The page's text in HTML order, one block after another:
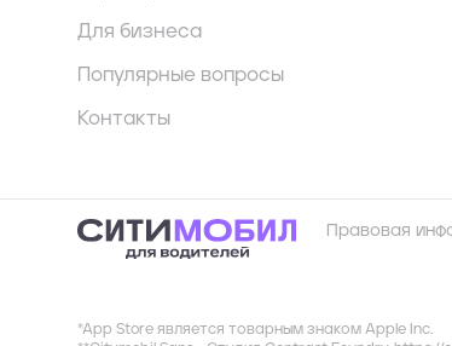
Для бизнеса
Популярные вопросы
Контакты
Правовая
*App Store является товарным знаком Apple Inc.